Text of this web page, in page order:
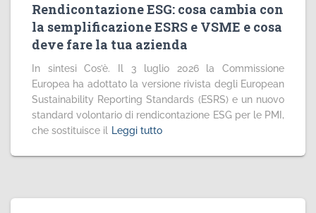
Rendicontazione ESG: cosa cambia con
la semplificazione ESRS e VSME e cosa
deve fare la tua azienda
In sintesi Cos’è. Il 3 luglio 2026 la Commissione
Europea ha adottato la versione rivista degli European
Sustainability Reporting Standards (ESRS) e un nuovo
standard volontario di rendicontazione ESG per le PMI,
che sostituisce il
Leggi tutto